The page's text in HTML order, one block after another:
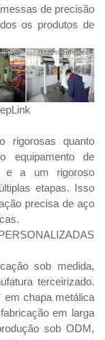
de precisão
os produtos de
rigorosas quanto
equipamento de
e a um rigoroso
etapas. Isso
precisa de aço
sob medida,
terceirizado.
em chapa metálica
em larga
sob ODM,